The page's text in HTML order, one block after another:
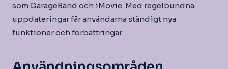
som GarageBand och iMovie. Med regelbundna
uppdateringar får användarna ständigt nya
funktioner och förbättringar.